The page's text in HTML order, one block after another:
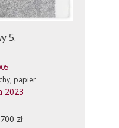
5.
papier
2023
zł